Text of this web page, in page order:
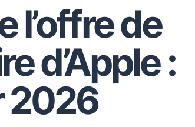
l’offre de
d’Apple :
2026